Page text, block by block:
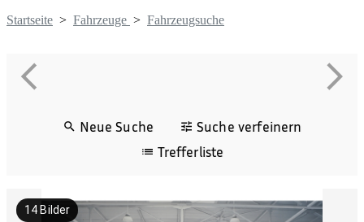
Startseite > Fahrzeuge > Fahrzeugsuche
Neue Suche
Suche verfeinern
Trefferliste
14 Bilder